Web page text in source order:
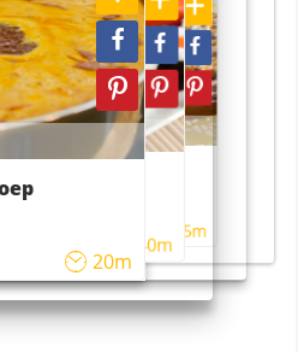
20m
40m
55m